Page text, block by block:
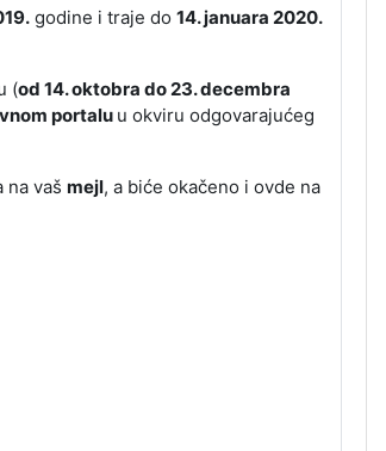
godine i traje do 14. januara 2020.
(od 14. oktobra do 23. decembra
portalu u okviru odgovarajućeg
vaš mejl, a biće okačeno i ovde na